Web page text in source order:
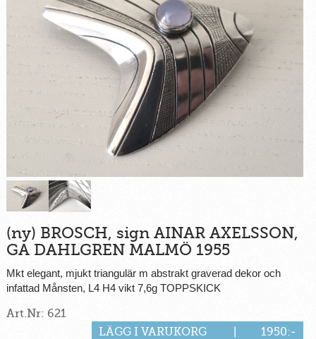
(ny) BROSCH, sign AINAR AXELSSON,
GA DAHLGREN MALMÖ 1955
Mkt elegant, mjukt triangulär m abstrakt graverad dekor och
infattad Månsten, L4 H4 vikt 7,6g TOPPSKICK
Art.Nr: 621
LÄGG I VARUKORG
| 1950:-